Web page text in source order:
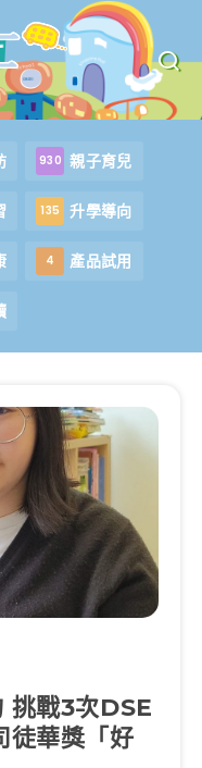
930 親子育兒
135 升學導向
4 產品試用
挑戰3次DSE
徒華獎「好